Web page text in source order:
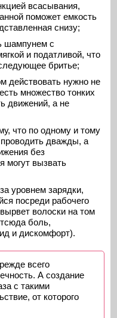
всасывания,
поможет емкость
снизу;
шампунем с
и податливой, что
бритье;
действовать нужно не
множество тонких
движений, а не
что по одному и тому
дважды, а
без
могут вызвать
уровнем зарядки,
посреди рабочего
волоски на том
боль,
и дискомфорт).
всего
А создание
с такими
от которого